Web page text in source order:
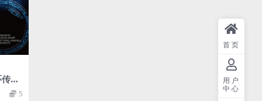
奇
文字5
首页
用户
中心